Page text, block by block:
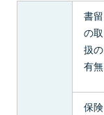
書留
の取
扱の
有無
保険